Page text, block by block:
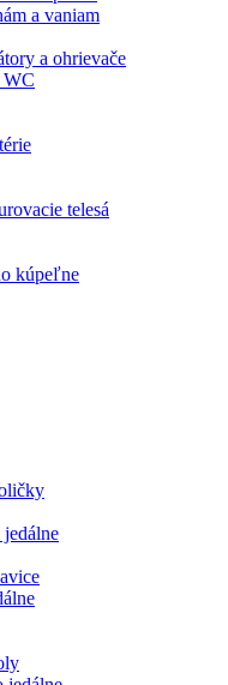
a vaniam
a ohrievače
WC
telesá
kúpeľne